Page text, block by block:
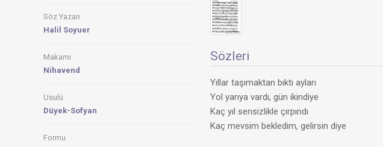
Söz Yazarı
Halil Soyuer
Makamı
Nihavend
Usulü
Düyek-Sofyan
Formu
Sözleri
Yıllar taşımaktan bıktı ayları
Yol yarıya vardı, gün ikindiye
Kaç yıl sensizlikle çırpındı
Kaç mevsim bekledim, gelirsin diye